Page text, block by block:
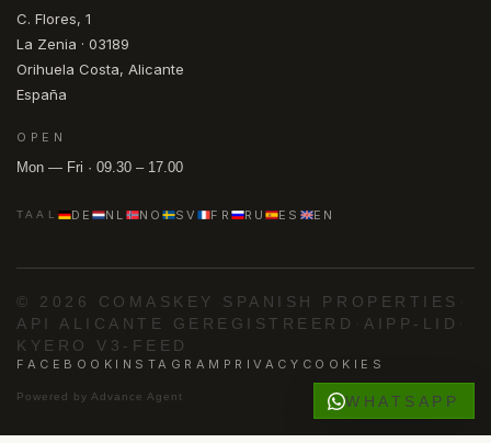
C. Flores, 1
La Zenia · 03189
Orihuela Costa, Alicante
España
OPEN
Mon — Fri · 09.30 – 17.00
TAAL DE NL NO SV FR RU ES EN
© 2026 COMASKEY SPANISH PROPERTIES
API ALICANTE GEREGISTREERD
AIPP-LID
KYERO V3-FEED
FACEBOOK INSTAGRAM PRIVACY COOKIES
Powered by Advance Agent WHATSAPP